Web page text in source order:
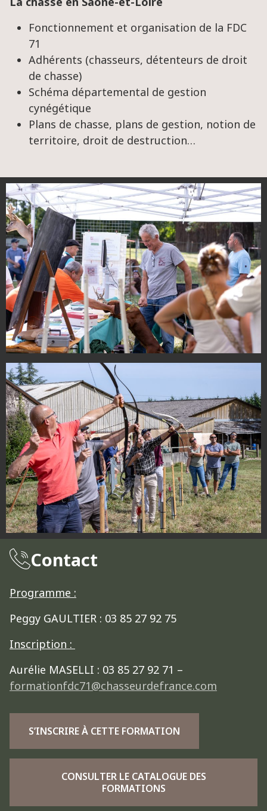
Fonctionnement et organisation de la FDC
71
Adhérents (chasseurs, détenteurs de droit
de chasse)
Schéma départemental de gestion
cynégétique
Plans de chasse, plans de gestion, notion de
territoire, droit de destruction…
Contact
Programme :
Peggy GAULTIER : 03 85 27 92 75
Inscription :
Aurélie MASELLI : 03 85 27 92 71 –
formationfdc71@chasseurdefrance.com
S’INSCRIRE À CETTE FORMATION
CONSULTER LE CATALOGUE DES
FORMATIONS